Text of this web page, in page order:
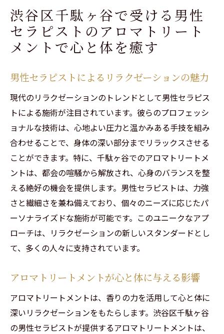
心身をリフレッシュするためのアロマオイ
ルの選び方
リラクゼーションの効果を高めるためのポ
都会の喧騒を忘れる静かなひとときを過ご
す方法
リラクゼーションの効果を最大限に引き出すア
ロマトリートメントの楽しみ方
アロマトリートメントでリラックスするた
めの準備
セラピストとのコミュニケーションでリラ
クゼーションを深める
香りの種類が心に及ぼす効果の違い
アロマトリートメント後の効果的なリフレ
ッシュ法
ヒント
自分に合ったアロマオイルの選び方
自律神経を整え女性ホルモンのバランスを改善
するリラクゼーションの力
渋谷区千駄ヶ谷で受ける男性
セラピストのアロマトリート
メントで心と体を癒す
男性セラピストによるリラクゼーションの魅力
現代のリラクゼーションのトレンドとして男性セラピス
トによる施術が注目されています。彼らのプロフェッシ
ョナルな技術は、心地よい圧力と温かみある手技を組み
合わせることで、身体の深い部分までリラックスさせる
ことができます。特に、千駄ヶ谷でのアロマトリートメ
ントは、都会の喧騒から解放され、心身のバランスを整
える絶好の機会を提供します。男性セラピストは、力強
さと繊細さを兼ね備えており、個々のニーズに応じたパ
ーソナライズドな施術が可能です。このユニークなアプ
ローチは、リラクゼーションの新しいスタンダードとし
て、多くの人々に支持されています。
アロマトリートメントが心と体に与える影響
アロマトリートメントは、香りの力を活用して心と体に
深いリラクゼーションをもたらします。渋谷区千駄ヶ谷
の男性セラピストが提供するアロマトリートメントは、